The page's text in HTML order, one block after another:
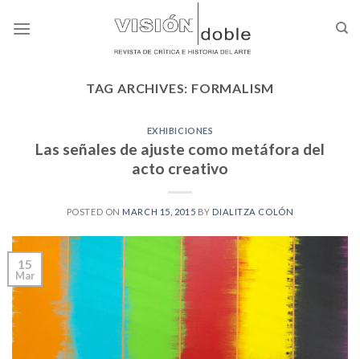
TAG ARCHIVES: FORMALISM
EXHIBICIONES
Las señales de ajuste como metáfora del
acto creativo
POSTED ON MARCH 15, 2015 BY DIALITZA COLÓN
15
Mar